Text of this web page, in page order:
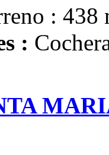
: 438
: